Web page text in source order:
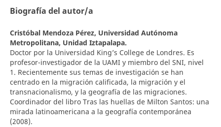
Biografía del autor/a
Cristóbal Mendoza Pérez, Universidad Autónoma
Metropolitana, Unidad Iztapalapa.
Doctor por la Universidad King’s College de Londres. Es
profesor-investigador de la UAMI y miembro del SNI, nivel
1. Recientemente sus temas de investigación se han
centrado en la migración calificada, la migración y el
transnacionalismo, y la geografía de las migraciones.
Coordinador del libro Tras las huellas de Milton Santos: una
mirada latinoamericana a la geografía contemporánea
(2008).